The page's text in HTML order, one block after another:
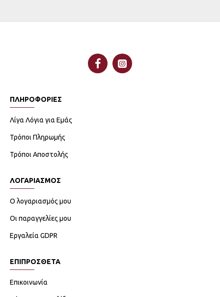
ΠΛΗΡΟΦΟΡΙΕΣ
Λίγα Λόγια για Εμάς
Τρόποι Πληρωμής
Τρόποι Αποστολής
ΛΟΓΑΡΙΑΣΜΟΣ
Ο λογαριασμός μου
Οι παραγγελίες μου
Εργαλεία GDPR
ΕΠΙΠΡΟΣΘΕΤΑ
Επικοινωνία